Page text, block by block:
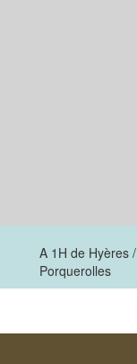
A 1H de Hyères /
Porquerolles